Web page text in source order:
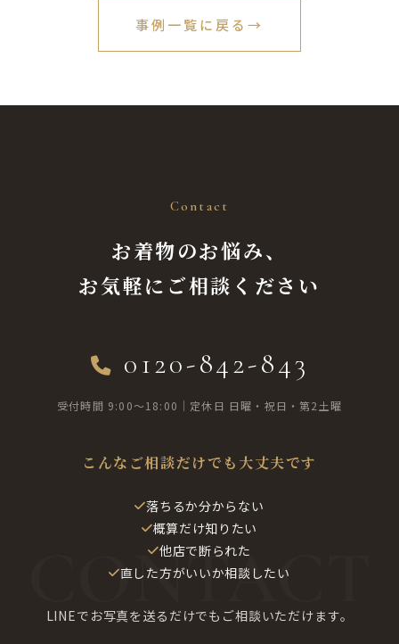
事例一覧に戻る →
Contact
お着物のお悩み、
お気軽にご相談ください
0120-842-843
受付時間 9:00〜18:00｜定休日 日曜・祝日・第2土曜
こんなご相談だけでも大丈夫です
落ちるか分からない
概算だけ知りたい
他店で断られた
直した方がいいか相談したい
LINEでお写真を送るだけでもご相談いただけます。